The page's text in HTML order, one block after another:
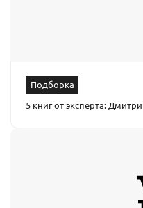
Подборка
5 книг от эксперта: